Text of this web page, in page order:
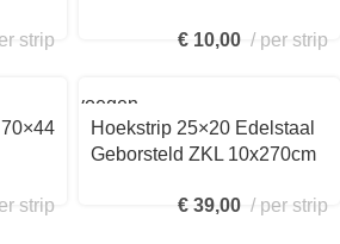
strip
1621311100
€ 10,00 per strip
strip
Toevoegen
aan
winkelwagen
Hoekstrip 25×20 Edelstaal
Geborsteld ZKL 10x270cm
€ 39,00 per strip